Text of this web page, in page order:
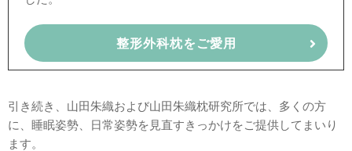
整形外科枕をご愛用
引き続き、山田朱織および山田朱織枕研究所では、多くの方
に、睡眠姿勢、日常姿勢を見直すきっかけをご提供してまいり
ます。